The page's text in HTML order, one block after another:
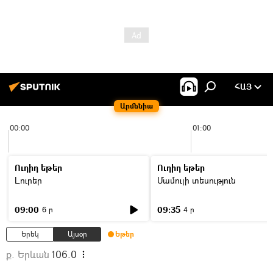
Արմենիա
ՀԱՅ
00:00 01:00
Ուղիղ եթեր
Լուրեր
09:00 6 ր
Ուղիղ եթեր
Մամուլի տեսություն
09:35 4 ր
Երեկ Այսօր Եթեր
ք. Երևան 106.0